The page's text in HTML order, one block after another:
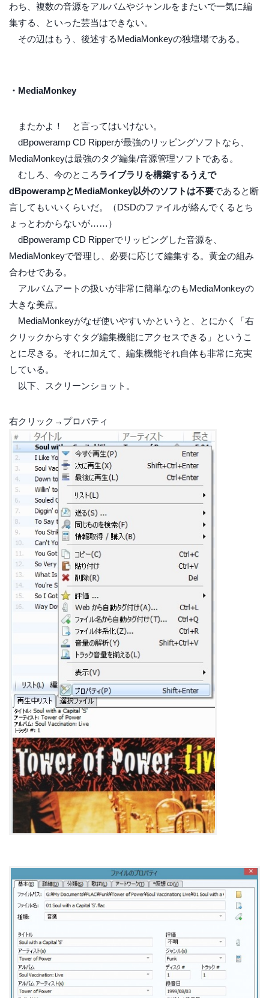
わち、複数の音源をアルバムやジャンルをまたいで一気に編
集する、といった芸当はできない。
その辺はもう、後述するMediaMonkeyの独壇場である。
・MediaMonkey
またかよ！ と言ってはいけない。
dBpoweramp CD Ripperが最強のリッピングソフトなら、
MediaMonkeyは最強のタグ編集/音源管理ソフトである。
むしろ、今のところライブラリを構築するうえで
dBpowerampとMediaMonkey以外のソフトは不要であると断
言してもいいくらいだ。（DSDのファイルが絡んでくるとち
ょっとわからないが……）
dBpoweramp CD Ripperでリッピングした音源を、
MediaMonkeyで管理し、必要に応じて編集する。黄金の組み
合わせである。
アルバムアートの扱いが非常に簡単なのもMediaMonkeyの
大きな美点。
MediaMonkeyがなぜ使いやすいかというと、とにかく「右
クリックからすぐタグ編集機能にアクセスできる」というこ
とに尽きる。それに加えて、編集機能それ自体も非常に充実
している。
以下、スクリーンショット。
右クリック→プロパティ